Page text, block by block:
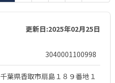
更新日:2025年02月25日
3040001100998
千葉県香取市扇島１８９番地１